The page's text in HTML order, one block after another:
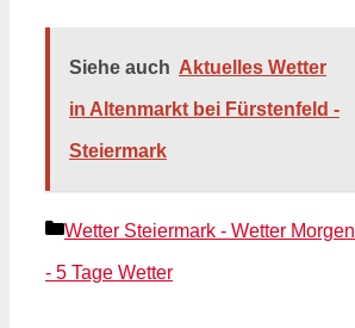
Siehe auch Aktuelles Wetter
in Altenmarkt bei Fürstenfeld -
Steiermark
Kategorien
Wetter Steiermark - Wetter Morgen
- 5 Tage Wetter